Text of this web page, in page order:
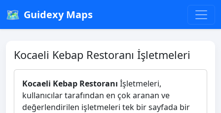
🗺️ Guidexy Maps
Kocaeli Kebap Restoranı İşletmeleri
Kocaeli Kebap Restoranı İşletmeleri,
kullanıcılar tarafından en çok aranan ve
değerlendirilen işletmeleri tek bir sayfada bir